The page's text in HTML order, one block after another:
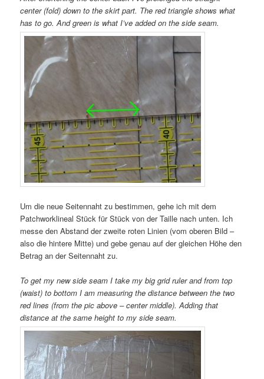
center (fold) down to the skirt part. The red triangle shows what
has to go. And green is what I’ve added on the side seam.
Um die neue Seitennaht zu bestimmen, gehe ich mit dem
Patchworklineal Stück für Stück von der Taille nach unten. Ich
messe den Abstand der zweite roten Linien (vom oberen Bild –
also die hintere Mitte) und gebe genau auf der gleichen Höhe den
Betrag an der Seitennaht zu.
To get my new side seam I take my big grid ruler and from top
(waist) to bottom I am measuring the distance between the two
red lines (from the pic above – center middle). Adding that
distance at the same height to my side seam.